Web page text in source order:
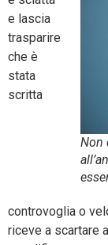
Non
e lascia
trasparire
che è
stata
scritta
controvoglia o
riceve a scartare